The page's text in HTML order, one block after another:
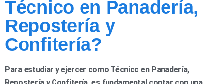
Técnico en Panadería,
Repostería y
Confitería?
Para estudiar y ejercer como Técnico en Panadería,